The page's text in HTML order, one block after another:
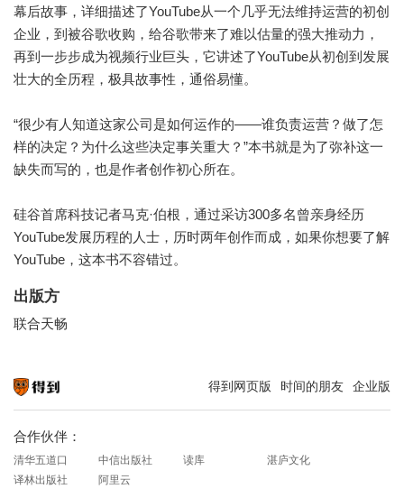
幕后故事，详细描述了YouTube从一个几乎无法维持运营的初创
企业，到被谷歌收购，给谷歌带来了难以估量的强大推动力，
再到一步步成为视频行业巨头，它讲述了YouTube从初创到发展
壮大的全历程，极具故事性，通俗易懂。
“很少有人知道这家公司是如何运作的——谁负责运营？做了怎
样的决定？为什么这些决定事关重大？”本书就是为了弥补这一
缺失而写的，也是作者创作初心所在。
硅谷首席科技记者马克·伯根，通过采访300多名曾亲身经历
YouTube发展历程的人士，历时两年创作而成，如果你想要了解
YouTube，这本书不容错过。
出版方
联合天畅
得到网页版 时间的朋友 企业版
合作伙伴：
清华五道口 中信出版社 读库
湛庐文化
译林出版社
阿里云